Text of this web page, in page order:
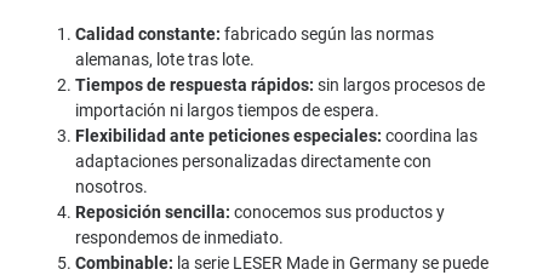
Calidad constante: fabricado según las normas
alemanas, lote tras lote.
Tiempos de respuesta rápidos: sin largos procesos de
importación ni largos tiempos de espera.
Flexibilidad ante peticiones especiales: coordina las
adaptaciones personalizadas directamente con
nosotros.
Reposición sencilla: conocemos sus productos y
respondemos de inmediato.
Combinable: la serie LESER Made in Germany se puede